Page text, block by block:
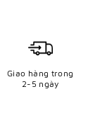
Giao hàng trong
2-5 ngày